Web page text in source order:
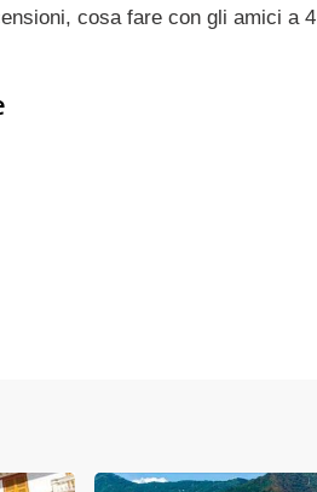
cosa fare con gli amici a 4